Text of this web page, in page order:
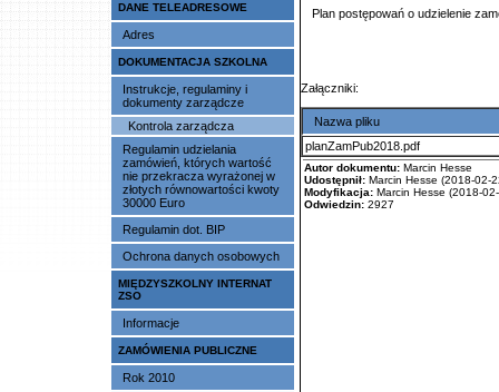
DANE TELEADRESOWE
Adres
DOKUMENTACJA SZKOLNA
Instrukcje, regulaminy i
dokumenty zarządcze
Kontrola zarządcza
Regulamin udzielania
zamówień, których wartość
nie przekracza wyrażonej w
złotych równowartości kwoty
30000 Euro
Regulamin dot. BIP
Ochrona danych osobowych
MIĘDZYSZKOLNY INTERNAT
ZSO
Informacje
ZAMÓWIENIA PUBLICZNE
Rok 2010
Plan postępowań o udzielenie
Załączniki:
Nazwa pliku
planZamPub2018.pdf
Autor dokumentu: Marcin Hesse
Udostępnił: Marcin Hesse (2018-02-
Modyfikacja: Marcin Hesse (2018-
Odwiedzin: 2927